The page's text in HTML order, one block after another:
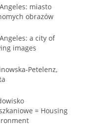
miasto
obrazów
a city of
images
Petelenz,
= Housing